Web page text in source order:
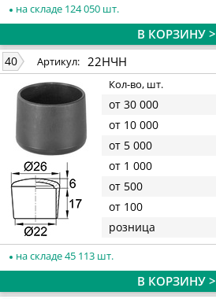
на складе 124 050 шт.
В КОРЗИНУ >
40 Артикул: 22НЧН
Кол-во, шт.
от 30 000
от 10 000
от 5 000
от 1 000
от 500
от 100
розница
на складе 45 113 шт.
В КОРЗИНУ >